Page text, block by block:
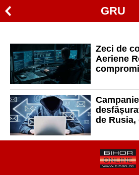
GRU
Zeci de
Aeriene
de Rusia,
și SRI